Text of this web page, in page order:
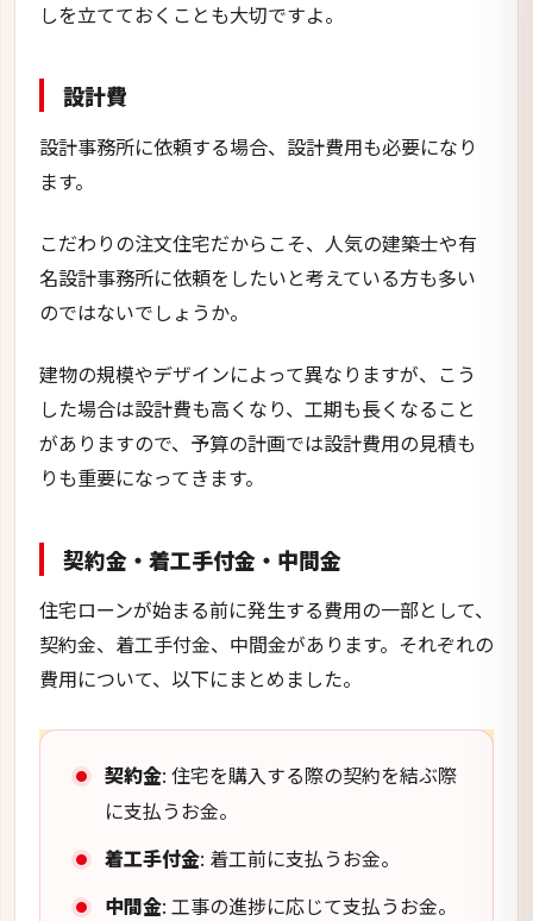
しを立てておくことも大切ですよ。
設計費
設計事務所に依頼する場合、設計費用も必要になり
ます。
こだわりの注文住宅だからこそ、人気の建築士や有
名設計事務所に依頼をしたいと考えている方も多い
のではないでしょうか。
建物の規模やデザインによって異なりますが、こう
した場合は設計費も高くなり、工期も長くなること
がありますので、予算の計画では設計費用の見積も
りも重要になってきます。
契約金・着工手付金・中間金
住宅ローンが始まる前に発生する費用の一部として、
契約金、着工手付金、中間金があります。それぞれの
費用について、以下にまとめました。
契約金: 住宅を購入する際の契約を結ぶ際
に支払うお金。
着工手付金: 着工前に支払うお金。
中間金: 工事の進捗に応じて支払うお金。